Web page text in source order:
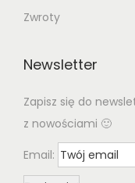
Zwroty
Newsletter
Zapisz się do
z nowościami 🙂
Email: